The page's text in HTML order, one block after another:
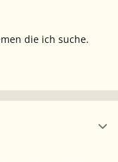
die ich suche.